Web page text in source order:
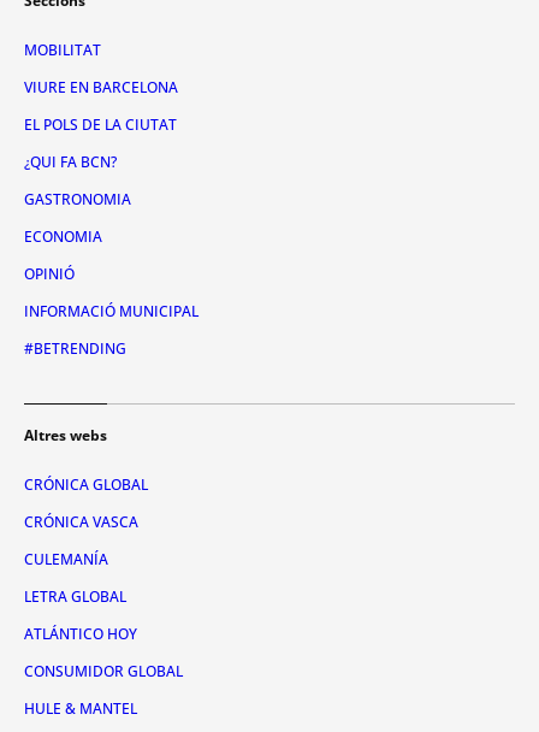
MOBILITAT
VIURE EN BARCELONA
EL POLS DE LA CIUTAT
¿QUI FA BCN?
GASTRONOMIA
ECONOMIA
OPINIÓ
INFORMACIÓ MUNICIPAL
#BETRENDING
Altres webs
CRÓNICA GLOBAL
CRÓNICA VASCA
CULEMANÍA
LETRA GLOBAL
ATLÁNTICO HOY
CONSUMIDOR GLOBAL
HULE & MANTEL